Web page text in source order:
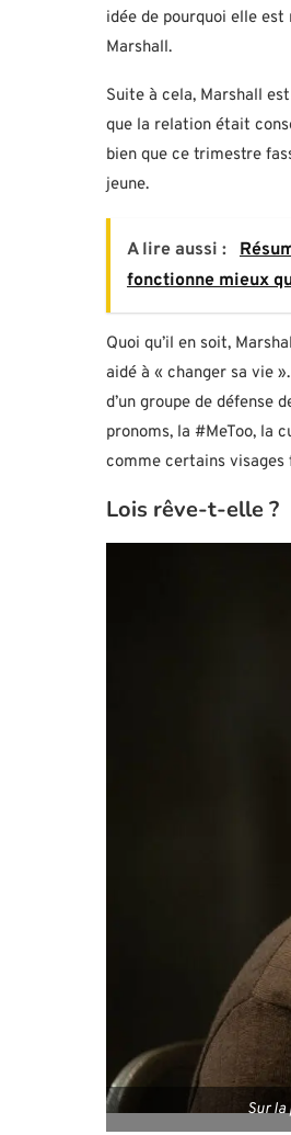
idée de pourquoi elle
Marshall.
Suite à cela, Marshall
que la relation était
bien que ce trimestre
jeune.
A lire aussi :
fonctionne mieux
Quoi qu’il en soit,
aidé à « changer sa vie
d’un groupe de défense
pronoms, la #MeToo, la
comme certains visages
Lois rêve-t-elle ?
Sur la